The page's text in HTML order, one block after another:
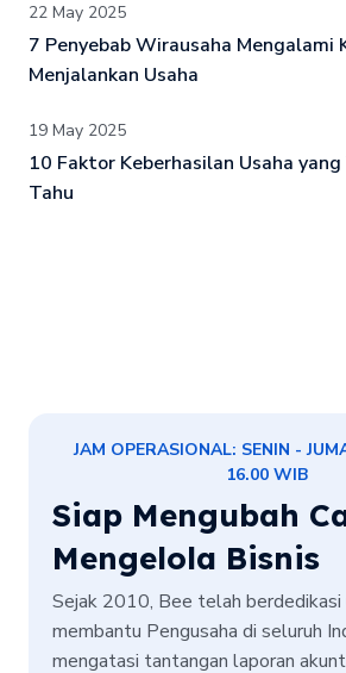
22 May 2025
7 Penyebab Wirausaha Mengalami
Menjalankan Usaha
19 May 2025
10 Faktor Keberhasilan Usaha
Tahu
JAM OPERASIONAL: SENIN -
16.00 WIB
Siap Mengubah
Mengelola Bisnis
Sejak 2010, Bee telah berdedikasi
membantu Pengusaha di seluruh
mengatasi tantangan laporan